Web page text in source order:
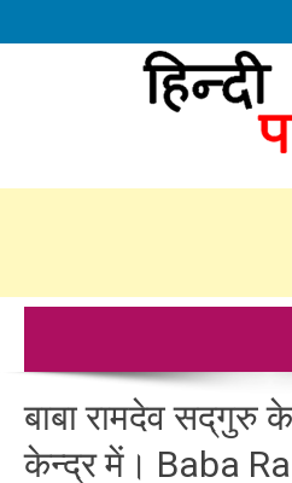
बाबा रामदेव सद्‌गुरु
केन्द्र में। Baba